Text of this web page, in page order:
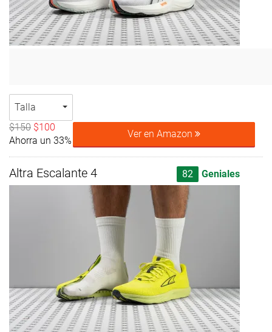
Talla
$150 $100
Ahorra un 33%
Ver en Amazon
Altra Escalante 4 82 Geniales